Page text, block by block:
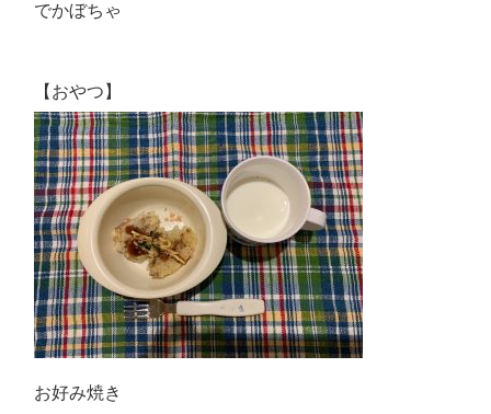
でかぼちゃ
【おやつ】
お好み焼き